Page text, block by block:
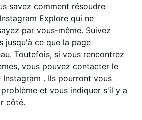
savez comment résoudre
Explore qui ne
par vous-même. Suivez
jusqu'à ce que la page
Toutefois, si vous rencontrez
vous pouvez contacter le
Instagram . Ils pourront vous
et vous indiquer s'il y a
côté.